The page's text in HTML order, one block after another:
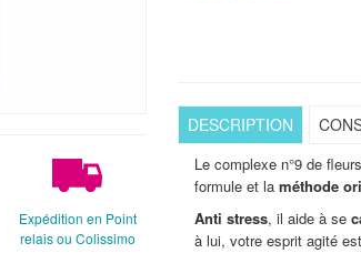
Expédition en Point
relais ou Colissimo
DESCRIPTION
Le complexe n°9 de
formule et la méthode
Anti stress, il aide à se
à lui, votre esprit agité